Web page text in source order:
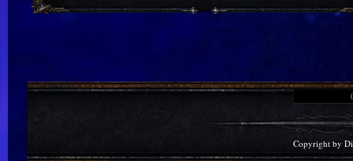
Copyright by